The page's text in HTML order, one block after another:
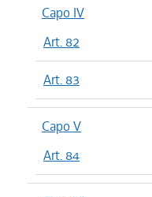
Capo IV
Art. 82
Art. 83
Capo V
Art. 84